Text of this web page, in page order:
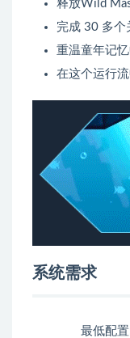
释放Wild
完成 30 多个
重温童年记
在这个运行
系统需求
最低配